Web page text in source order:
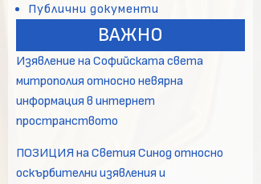
Публични документи
ВАЖНО
Изявление на Софийската света
митрополия относно невярна
информация в интернет
пространството
ПОЗИЦИЯ на Светия Синод относно
оскърбителни изявления и